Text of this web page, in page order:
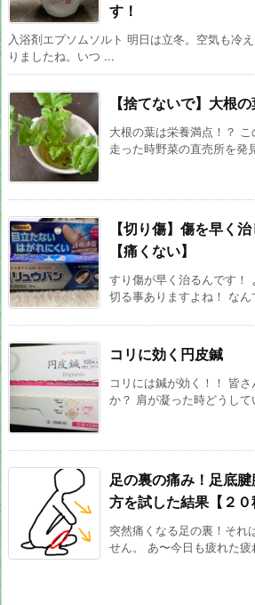
す！
入浴剤エプソムソルト 明日は立冬。空気も冷
りましたね。いつ ...
【捨てないで】大根
大根の葉は栄養満点！？
走った時野菜の直売所を発
【切り傷】傷を早く
【痛くない】
すり傷が早く治るんです！
切る事ありますよね！ な
コリに効く円皮鍼
コリには鍼が効く！！ 皆
か？ 肩が凝った時どうし
足の裏の痛み！足底
方を試した結果【２０
突然痛くなる足の裏！それ
せん。 あ〜今日も疲れた疲